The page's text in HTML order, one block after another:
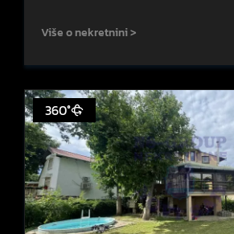
Više o nekretnini >
360°